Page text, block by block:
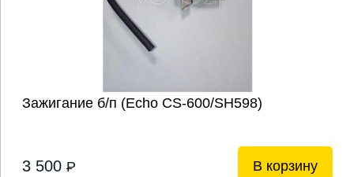
Зажигание б/п (Echo CS-600/SH598)
3 500 P В корзину